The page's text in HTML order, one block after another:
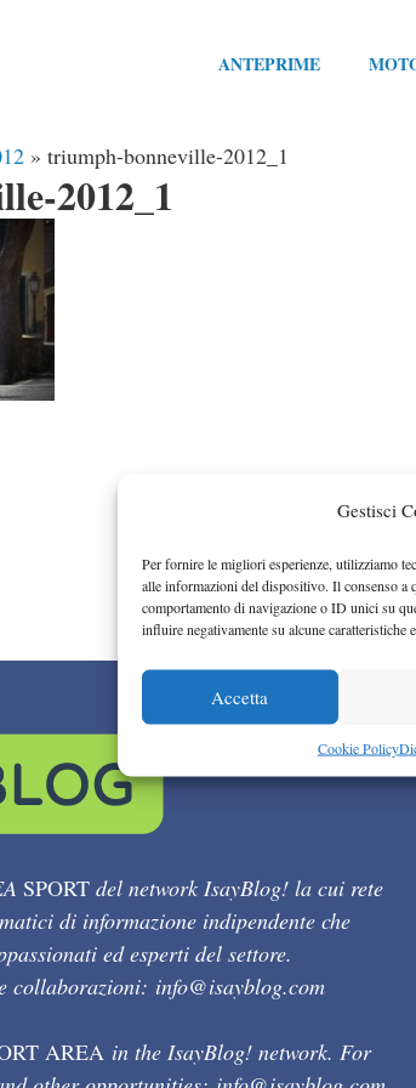
Gestisci
Per fornire le migliori esperienze, utilizziamo
alle informazioni del dispositivo. Il consenso a
comportamento di navigazione o ID unici su
influire negativamente su alcune caratteristiche
Accetta
Cookie Policy
ANTEPRIME
» triumph-bonneville-2012_1
2012_1
SPORT del network IsayBlog! la cui rete
di informazione indipendente che
ed esperti del settore.
collaborazioni: info@isayblog.com
AREA in the IsayBlog! network. For